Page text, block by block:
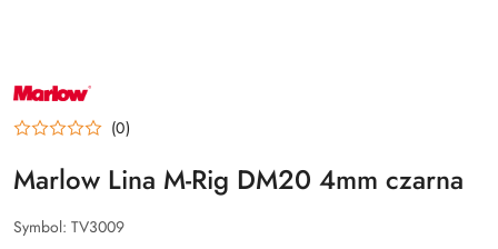
NAZWA
PRODUCENTA:
MARLOW (0)
Marlow Lina M-Rig DM20 4mm czarna
Symbol: TV3009